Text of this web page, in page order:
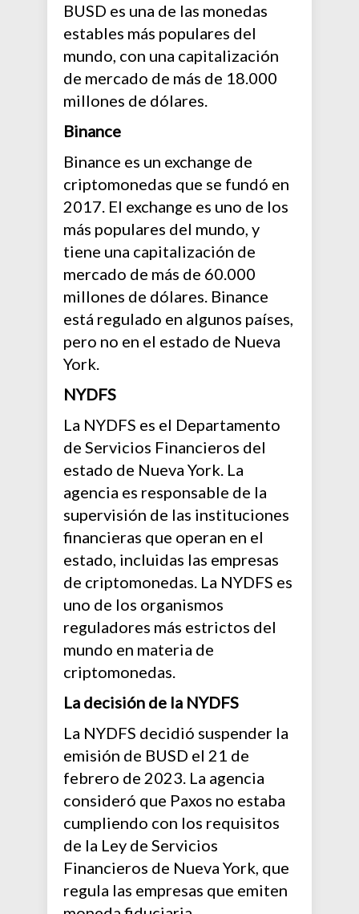
BUSD es una de las monedas
estables más populares del
mundo, con una capitalización
de mercado de más de 18.000
millones de dólares.
Binance
Binance es un exchange de
criptomonedas que se fundó en
2017. El exchange es uno de los
más populares del mundo, y
tiene una capitalización de
mercado de más de 60.000
millones de dólares. Binance
está regulado en algunos países,
pero no en el estado de Nueva
York.
NYDFS
La NYDFS es el Departamento
de Servicios Financieros del
estado de Nueva York. La
agencia es responsable de la
supervisión de las instituciones
financieras que operan en el
estado, incluidas las empresas
de criptomonedas. La NYDFS es
uno de los organismos
reguladores más estrictos del
mundo en materia de
criptomonedas.
La decisión de la NYDFS
La NYDFS decidió suspender la
emisión de BUSD el 21 de
febrero de 2023. La agencia
consideró que Paxos no estaba
cumpliendo con los requisitos
de la Ley de Servicios
Financieros de Nueva York, que
regula las empresas que emiten